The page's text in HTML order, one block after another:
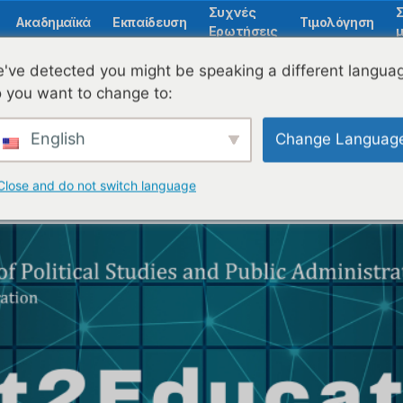
Ακαδημαϊκά Εκπαίδευση
Συχνές
Ερωτήσεις
Τιμολόγηση
που
detected you might be speaking a different
you want to change to:
English Change
and do not switch language